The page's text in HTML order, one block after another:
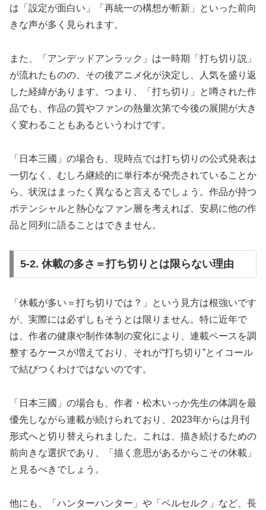
は「設定が面白い」「再統一の構想が斬新」といった前向
きな声が多く見られます。
また、「アンデッドアンラック」は一時期「打ち切り説」
が流れたものの、その後アニメ化が決定し、人気を盛り返
した経緯があります。つまり、「打ち切り」と噂された作
品でも、作品の質やファンの熱量次第で今後の展開が大き
く変わることもあるというわけです。
「日本三國」の場合も、現時点では打ち切りの公式発表は
一切なく、むしろ継続的に単行本が発売されていることか
ら、状況はまったく異なると言えるでしょう。作品が持つ
ポテンシャルと熱心なファン層を考えれば、安易に他の作
品と同列に語ることはできません。
5-2. 休載の多さ＝打ち切りとは限らない理由
「休載が多い＝打ち切りでは？」という見方は根強いです
が、実際には必ずしもそうとは限りません。特に近年で
は、作者の健康や制作体制の変化により、連載ペースを調
整するケースが増えており、それが“打ち切り”とイコール
で結びつくわけではないのです。
「日本三國」の場合も、作者・松木いっか先生の体調を最
優先しながら連載が続けられており、2023年からは月刊
形式へと切り替えられました。これは、描き続けるための
前向きな選択であり、「描く意思があるからこその休載」
と見るべきでしょう。
他にも、「ハンターハンター」や「ベルセルク」など、長